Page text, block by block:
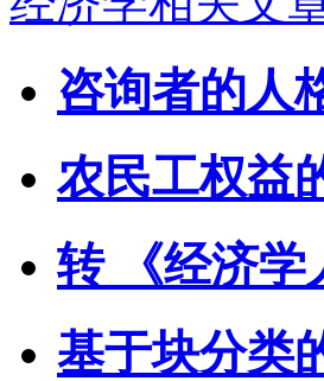
咨询者的人
农民工权益
转 《经济学
基于块分类